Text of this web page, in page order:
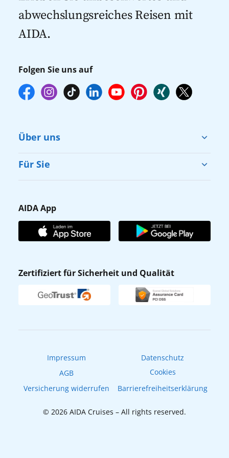
Ihrer Lieblingsausflüge vor Reisebeginn
online über myAIDA vorzunehmen.
abwechslungsreiches Reisen mit
AIDA.
Folgen Sie uns auf
Über uns
Cruise & Help
Karriere
Affiliateprogramm
Verhaltens- & Ethikkodex
Newsletter
Für Sie
Gästefragebogen
AIDA Club
AIDA App
AIDA App
Zertifiziert für Sicherheit und Qualität
Impressum
Datenschutz
AGB
Cookies
Versicherung widerrufen
Barrierefreiheitserklärung
© 2026 AIDA Cruises – All rights reserved.